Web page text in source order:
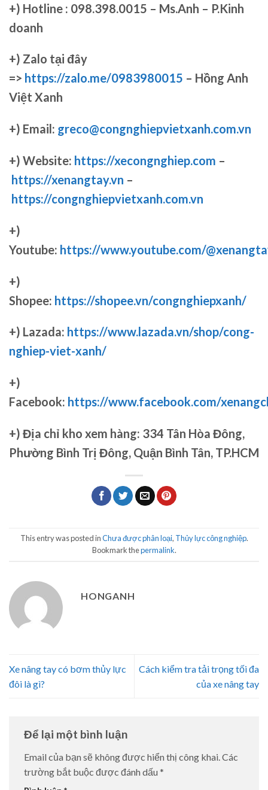
+) Hotline : 098.398.0015 – Ms.Anh – P.Kinh
doanh
+) Zalo tại đây
=> https://zalo.me/0983980015 – Hồng Anh
Việt Xanh
+) Email: greco@congnghiepvietxanh.com.vn
+) Website: https://xecongnghiep.com –
https://xenangtay.vn –
https://congnghiepvietxanh.com.vn
+)
Youtube: https://www.youtube.com/
+)
Shopee: https://shopee.vn/congnghiepxanh/
+) Lazada: https://www.lazada.vn/shop/cong-
nghiep-viet-xanh/
+)
Facebook: https://www.facebook.com/
+) Địa chỉ kho xem hàng: 334 Tân Hòa Đông,
Phường Bình Trị Đông, Quận Bình Tân, TP.HCM
This entry was posted inChưa được phân loại, Thủy lực công nghiệp.
Bookmark thepermalink.
HONGANH
Xe nâng tay có bơm thủy lực
đôi là gì?
Cách kiểm tra tải trọng tối đa
của xe nâng tay
Để lại một bình luận
Email của bạn sẽ không được hiển thị công khai.Các
trường bắt buộc được đánh dấu *